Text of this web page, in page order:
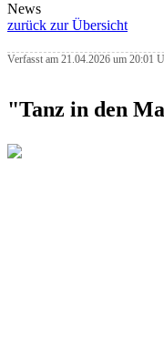
News
zurück zur Übersicht
Verfasst am 21.04.2026 um 20:01
"Tanz in den